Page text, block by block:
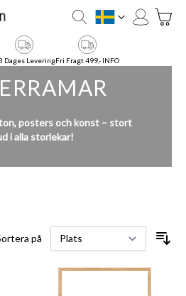
SE
Dages LeveringFri Fragt 499,- INFO
posters och konst – stort
i alla storlekar!
på